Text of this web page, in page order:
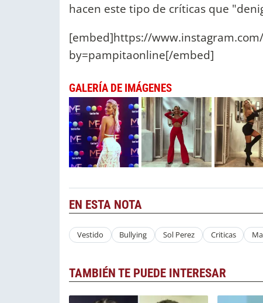
hacen este tipo de críticas que
[embed]https://
by=pampitaonline[/embed]
GALERÍA DE IMÁGENES
EN ESTA NOTA
Vestido Bullying Sol Perez Criticas
TAMBIÉN TE PUEDE INTERESAR